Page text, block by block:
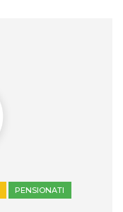
PENSIONATI